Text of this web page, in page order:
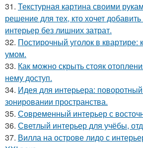
31. Текстурная картина своими
решение для тех, кто хочет
интерьер без лишних затрат.
32. Постирочный уголок в квартире:
умом.
33. Как можно скрыть стояк
нему доступ.
34. Идея для интерьера:
зонировании пространства.
35. Современный интерьер с
36. Светлый интерьер для учёбы,
37. Вилла на острове лидо с